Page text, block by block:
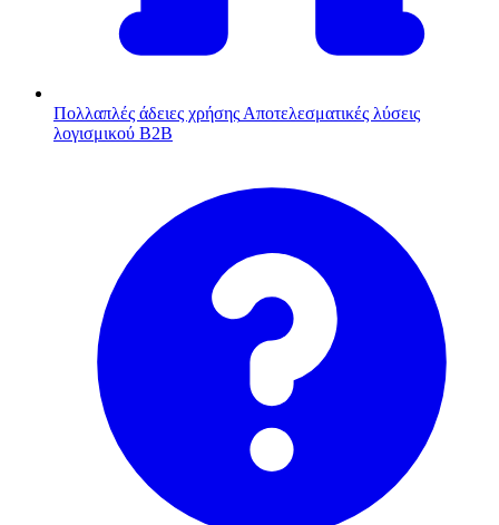
Πολλαπλές άδειες χρήσης Αποτελεσματικές λύσεις
λογισμικού B2B